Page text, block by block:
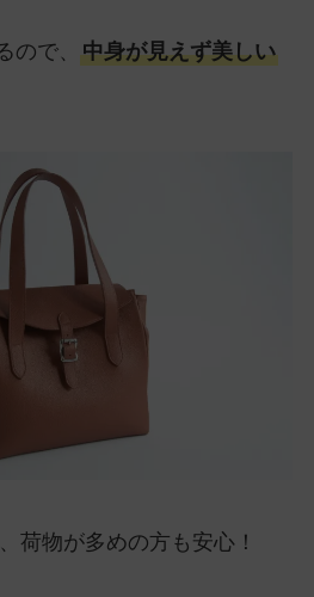
ので、
中身が見えず美しい
荷物が多めの方も安心！